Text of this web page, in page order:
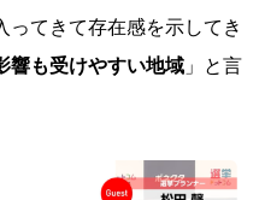
ってきて存在感を示してき
響も受けやすい地域 」と言